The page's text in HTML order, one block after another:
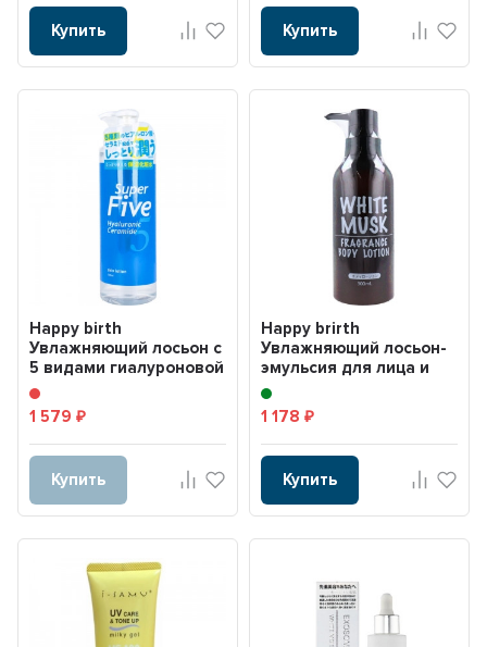
Купить Купить
Happy birth
Увлажняющий лосьон с
5 видами гиалуроновой
кислоты 500мл
1 579₽
Купить
Happy brirth
Увлажняющий лосьон-
эмульсия для лица и
тела с гиалуроновой
кисло...
1 178 ₽
Купить